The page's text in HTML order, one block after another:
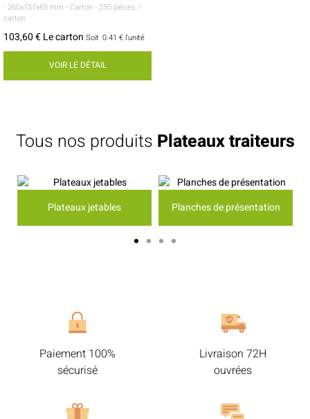
- 260x157x65 mm - Carton - 250 pièces /
carton
103,60 € Le carton Soit 0.41 € l'unité
VOIR LE DÉTAIL
Tous nos produits Plateaux traiteurs
Plateaux jetables Planches de présentation
Paiement 100%
sécurisé
Livraison 72H
ouvrées